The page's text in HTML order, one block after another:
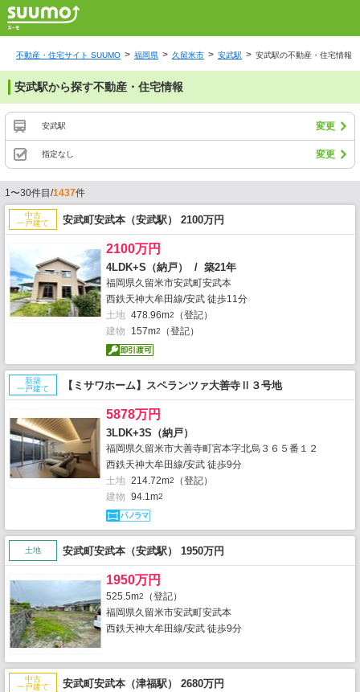
不動産・住宅サイト SUUMO 福岡県 久留米市 安武駅 安武駅の不動産・住宅情報
安武駅から探す不動産・住宅情報
安武駅 変更
指定なし 変更
1〜30件目/1437件
中古
一戸建て
安武町安武本（安武駅） 2100万円
2100万円
4LDK+S（納戸） / 築21年
福岡県久留米市安武町安武本
西鉄天神大牟田線/安武 徒歩11分
土地 478.96m2
（登記）
建物
157m2 （登記）
新築
一戸建て
【ミサワホーム】スペランツァ大善寺Ⅱ３号地
5878万円
3LDK+3S（納戸）
福岡県久留米市大善寺町宮本字北烏３６５番１２
西鉄天神大牟田線/安武 徒歩9分
土地 214.72m2
（登記）
建物 94.1m2
土地 安武町安武本（安武駅） 1950万円
1950万円
525.5m2
（登記）
福岡県久留米市安武町安武本
西鉄天神大牟田線/安武 徒歩9分
中古
一戸建て
安武町安武本（津福駅） 2680万円